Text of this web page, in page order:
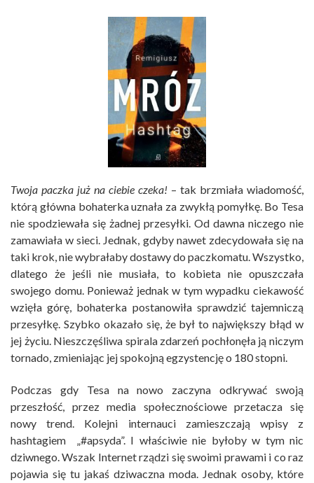
Twoja paczka już na ciebie czeka! – tak brzmiała wiadomość,
którą główna bohaterka uznała za zwykłą pomyłkę. Bo Tesa
nie spodziewała się żadnej przesyłki. Od dawna niczego nie
zamawiała w sieci. Jednak, gdyby nawet zdecydowała się na
taki krok, nie wybrałaby dostawy do paczkomatu. Wszystko,
dlatego że jeśli nie musiała, to kobieta nie opuszczała
swojego domu. Ponieważ jednak w tym wypadku ciekawość
wzięła górę, bohaterka postanowiła sprawdzić tajemniczą
przesyłkę. Szybko okazało się, że był to największy błąd w
jej życiu. Nieszczęśliwa spirala zdarzeń pochłonęła ją niczym
tornado, zmieniając jej spokojną egzystencję o 180 stopni.
Podczas gdy Tesa na nowo zaczyna odkrywać swoją
przeszłość, przez media społecznościowe przetacza się
nowy trend. Kolejni internauci zamieszczają wpisy z
hashtagiem „#apsyda”. I właściwie nie byłoby w tym nic
dziwnego. Wszak Internet rządzi się swoimi prawami i co raz
pojawia się tu jakaś dziwaczna moda. Jednak osoby, które